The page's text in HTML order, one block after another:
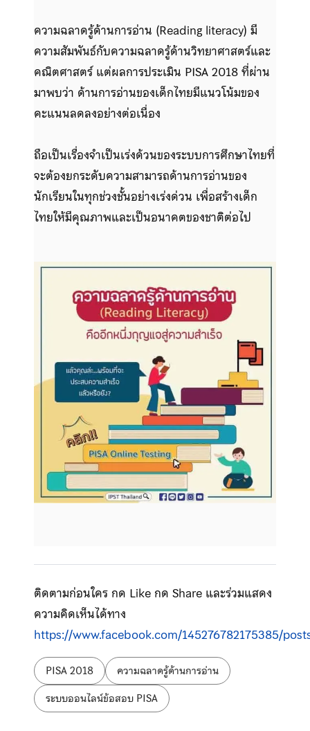
ความฉลาดรู้ด้านการอ่าน (Reading literacy) มี
ความสัมพันธ์กับความฉลาดรู้ด้านวิทยาศาสตร์และ
คณิตศาสตร์ แต่ผลการประเมิน PISA 2018 ที่ผ่าน
มาพบว่า ด้านการอ่านของเด็กไทยมีแนวโน้มของ
คะแนนลดลงอย่างต่อเนื่อง
ถือเป็นเรื่องจำเป็นเร่งด้วนของระบบการศึกษาไทยที่
จะต้องยกระดับความสามารถด้านการอ่านของ
นักเรียนในทุกช่วงชั้นอย่างเร่งด่วน เพื่อสร้างเด็ก
ไทยให้มีคุณภาพและเป็นอนาคตของชาติต่อไป
ติดตามก่อนใคร กด Like กด Share และร่วมแสดง
ความคิดเห็นได้ทาง
https://www.facebook.com/145276782175385/
ป้ายกำกับ:
PISA 2018
ความฉลาดรู้ด้านการอ่าน
ระบบออนไลน์ข้อสอบ PISA